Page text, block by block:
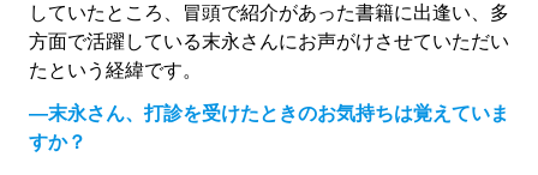
していたところ、冒頭で紹介があった書籍に出逢い、多
方面で活躍している末永さんにお声がけさせていただい
たという経緯です。
―末永さん、打診を受けたときのお気持ちは覚えていま
すか？